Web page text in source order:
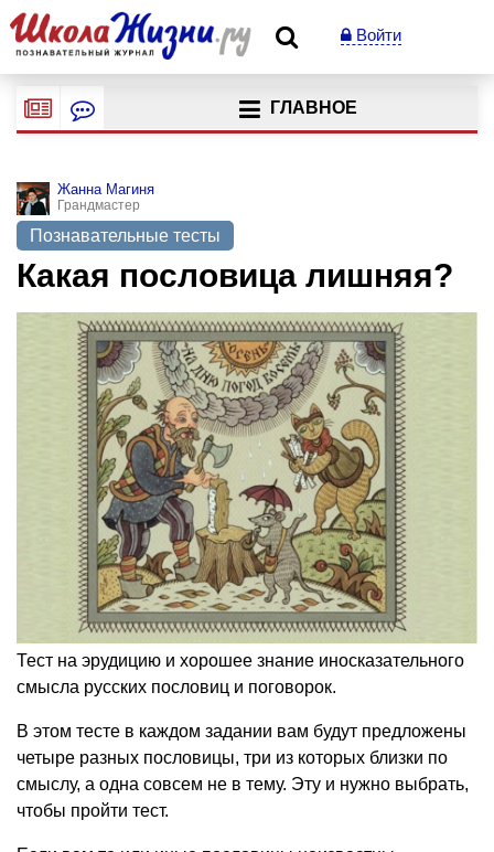
Войти
ГЛАВНОЕ
Жанна Магиня
Грандмастер
Познавательные тесты
Какая пословица лишняя?
Тест на эрудицию и хорошее знание иносказательного
смысла русских пословиц и поговорок.
В этом тесте в каждом задании вам будут предложены
четыре разных пословицы, три из которых близки по
смыслу, а одна совсем не в тему. Эту и нужно выбрать,
чтобы пройти тест.